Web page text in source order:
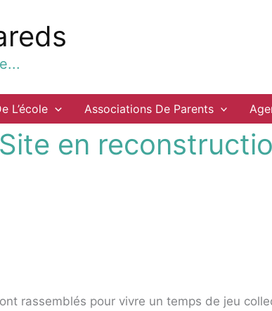
L’école Associations De Parents
Site en
rassemblés pour vivre un temps de jeu